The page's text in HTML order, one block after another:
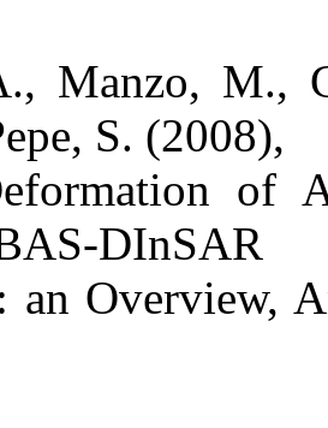
Manzo, M.,
S. (2008),
of
DInSAR
an Overview,